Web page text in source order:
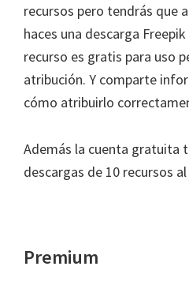
recursos pero tendrás que
haces una descarga
recurso es gratis para uso
atribución. Y comparte
cómo atribuirlo
Además la cuenta gratuita
descargas de 10 recursos
Premium